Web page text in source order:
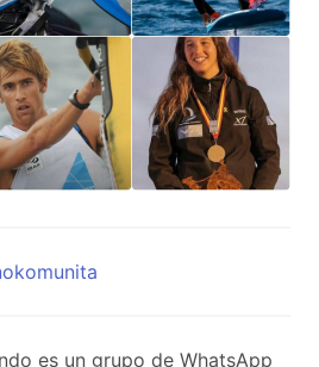
es un grupo de WhatsApp